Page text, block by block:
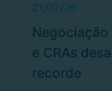
21/07/26
Negociação
e CRAs
recorde